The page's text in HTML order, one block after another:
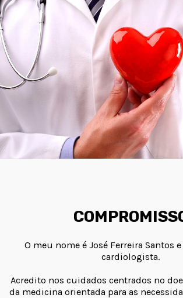
O meu nome é José Ferreira Santos
cardiologista.
Acredito nos cuidados centrados no
da medicina orientada para as